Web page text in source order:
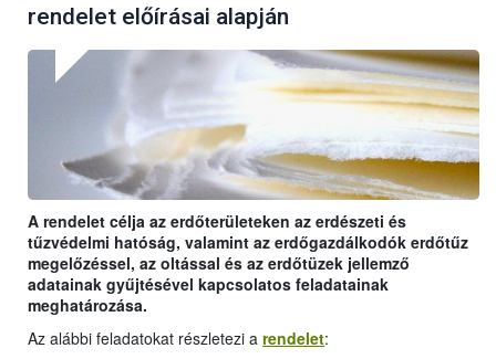
rendelet előírásai alapján
A rendelet célja az erdőterületeken az erdészeti és
tűzvédelmi hatóság, valamint az erdőgazdálkodók erdőtűz
megelőzéssel, az oltással és az erdőtüzek jellemző
adatainak gyűjtésével kapcsolatos feladatainak
meghatározása.
Az alábbi feladatokat részletezi a rendelet: